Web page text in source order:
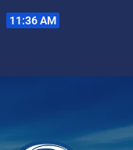
11:36 AM